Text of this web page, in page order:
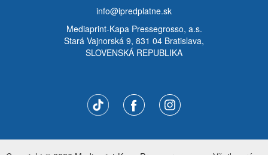
info@ipredplatne.sk
Mediaprint-Kapa Pressegrosso, a.s.
Stará Vajnorská 9, 831 04 Bratislava,
SLOVENSKÁ REPUBLIKA